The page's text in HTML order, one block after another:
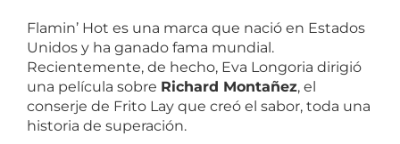
Flamin’ Hot es una marca que nació en Estados
Unidos y ha ganado fama mundial.
Recientemente, de hecho, Eva Longoria dirigió
una película sobre Richard Montañez, el
conserje de Frito Lay que creó el sabor, toda una
historia de superación.